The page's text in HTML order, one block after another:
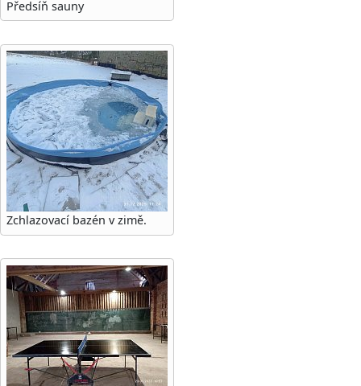
Předsíň sauny
Zchlazovací bazén v zimě.